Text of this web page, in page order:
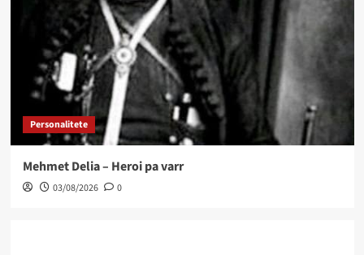
Personalitete
Mehmet Delia – Heroi pa varr
03/08/2026 0